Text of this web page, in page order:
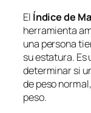
El Índice de
herramienta
una persona
su estatura. Es
determinar si
de peso
peso.